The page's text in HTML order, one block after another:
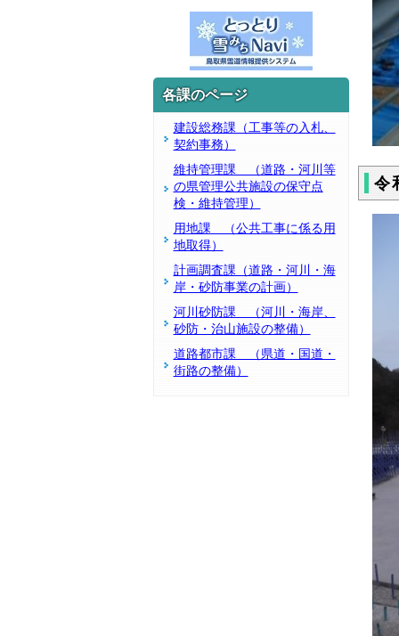
各課のページ
建設総務課（工事等の入札、
契約事務）
維持管理課 （道路・河川等
の県管理公共施設の保守点
検・維持管理）
用地課 （公共工事に係る用
地取得）
計画調査課（道路・河川・海
岸・砂防事業の計画）
河川砂防課 （河川・海岸、
砂防・治山施設の整備）
道路都市課 （県道・国道・
街路の整備）
令